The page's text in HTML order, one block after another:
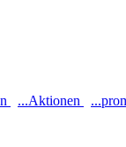
...Aktionen